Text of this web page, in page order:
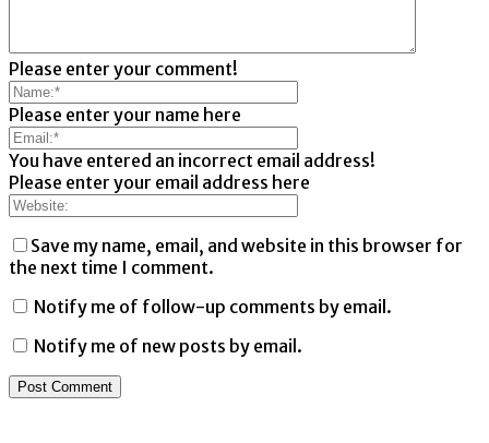
Please enter your comment!
Please enter your name here
You have entered an incorrect email address!
Please enter your email address here
Save my name, email, and website in this browser for
the next time I comment.
Notify me of follow-up comments by email.
Notify me of new posts by email.